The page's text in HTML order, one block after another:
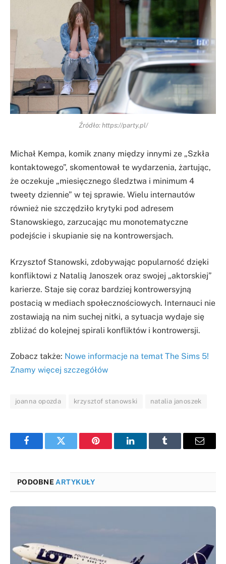
Źródło: https://party.pl/
Michał Kempa, komik znany między innymi ze „Szkła
kontaktowego”, skomentował te wydarzenia, żartując,
że oczekuje „miesięcznego śledztwa i minimum 4
tweety dziennie” w tej sprawie. Wielu internautów
również nie szczędziło krytyki pod adresem
Stanowskiego, zarzucając mu monotematyczne
podejście i skupianie się na kontrowersjach.
Krzysztof Stanowski, zdobywając popularność dzięki
konfliktowi z Natalią Janoszek oraz swojej „aktorskiej”
karierze. Staje się coraz bardziej kontrowersyjną
postacią w mediach społecznościowych. Internauci nie
zostawiają na nim suchej nitki, a sytuacja wydaje się
zbliżać do kolejnej spirali konfliktów i kontrowersji.
Zobacz także: Nowe informacje na temat The Sims 5!
Znamy więcej szczegółów
joanna opozda krzysztof stanowski natalia janoszek
FacebookTwitter Pinterest LinkedInTumblr Email
PODOBNEARTYKUŁY